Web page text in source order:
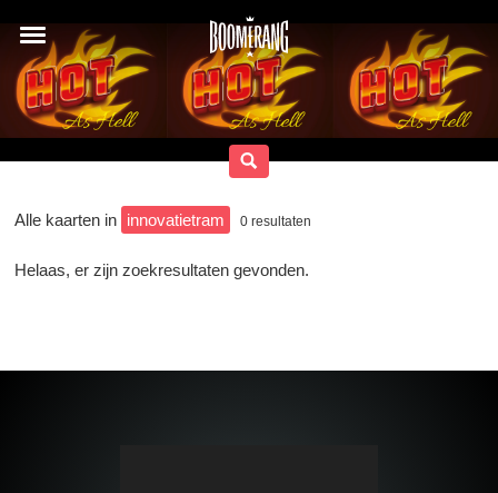
Alle kaarten in innovatietram 0 resultaten
Helaas, er zijn zoekresultaten gevonden.